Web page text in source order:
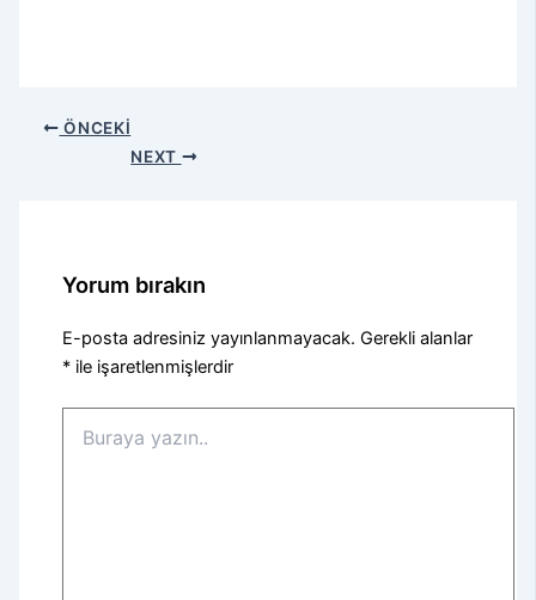
ÖNCEKI
NEXT
Yorum bırakın
E-posta adresiniz yayınlanmayacak. Gerekli alanlar
* ile işaretlenmişlerdir
yazın..